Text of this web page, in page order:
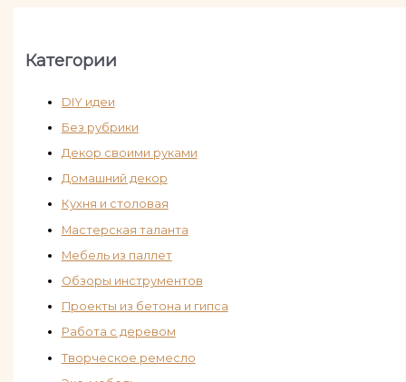
Категории
DIY идеи
Без рубрики
Декор своими руками
Домашний декор
Кухня и столовая
Мастерская таланта
Мебель из паллет
Обзоры инструментов
Проекты из бетона и гипса
Работа с деревом
Творческое ремесло